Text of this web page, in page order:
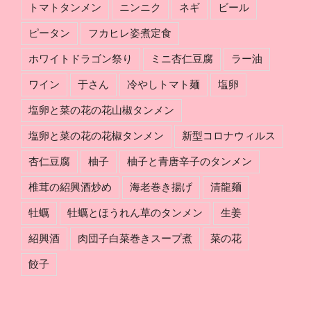
トマトタンメン ニンニク ネギ ビール
ピータン フカヒレ姿煮定食
ホワイトドラゴン祭り ミニ杏仁豆腐 ラー油
ワイン 于さん 冷やしトマト麺 塩卵
塩卵と菜の花の花山椒タンメン
塩卵と菜の花の花椒タンメン 新型コロナウィルス
杏仁豆腐 柚子 柚子と青唐辛子のタンメン
椎茸の紹興酒炒め 海老巻き揚げ 清龍麺
牡蠣 牡蠣とほうれん草のタンメン 生姜
紹興酒 肉団子白菜巻きスープ煮 菜の花
餃子